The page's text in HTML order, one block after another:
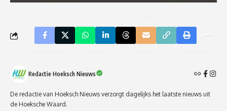
Redactie Hoeksch Nieuws
De redactie van Hoeksch Nieuws verzorgt dagelijks het laatste nieuws uit
de Hoeksche Waard.